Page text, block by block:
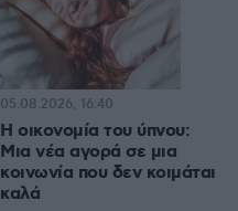
Η οικονομία του ύπνου:
Μια νέα αγορά σε μια
κοινωνία που δεν κοιμάται
καλά
05.08.2026, 16:40